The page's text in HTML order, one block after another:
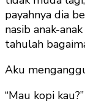
payahnya dia
nasib anak-
tahulah
Aku
“Mau kopi kau?”